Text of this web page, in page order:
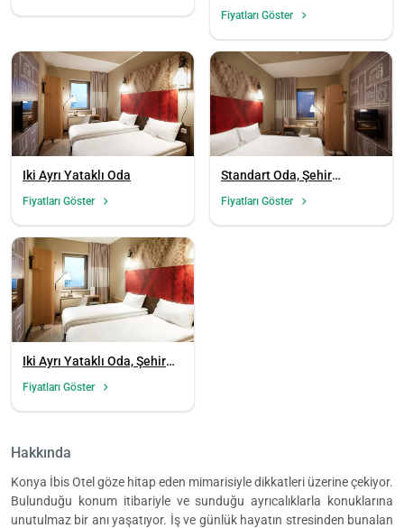
Fiyatları Göster
Iki Ayrı Yataklı Oda
Fiyatları Göster
Standart Oda, Şehir
Fiyatları Göster
Iki Ayrı Yataklı Oda, Şehir
Fiyatları Göster
Hakkında
Konya İbis Otel göze hitap eden mimarisiyle dikkatleri üzerine çekiyor.
Bulunduğu konum itibariyle ve sunduğu ayrıcalıklarla konuklarına
unutulmaz bir anı yaşatıyor. İş ve günlük hayatın stresinden bunalan